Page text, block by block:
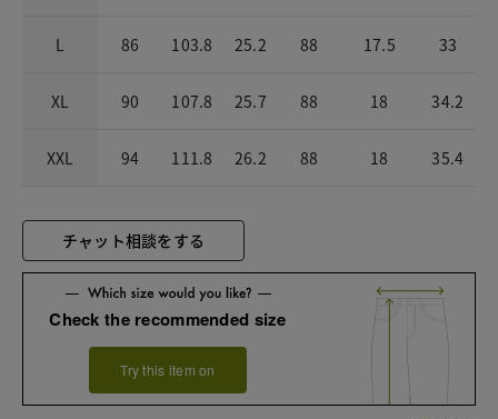
L 86 103.8 25.2 88 17.5 33
XL 90 107.8 25.7 88 18 34.2
XXL 94 111.8 26.2 88 18 35.4
チャット相談をする
Check the recommended size
Try this item on